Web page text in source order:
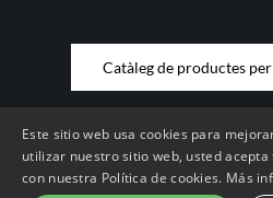
Catàleg de productes
© Copyright 2026 Saez Decom -
Este sitio web usa cookies para
utilizar nuestro sitio web, usted
con nuestra Política de cookies. Más